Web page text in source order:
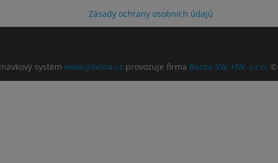
Zásady ochrany osobních údajů
systém www.jidelna.cz provozuje firma Barda SW, HW, s.r.o. ©